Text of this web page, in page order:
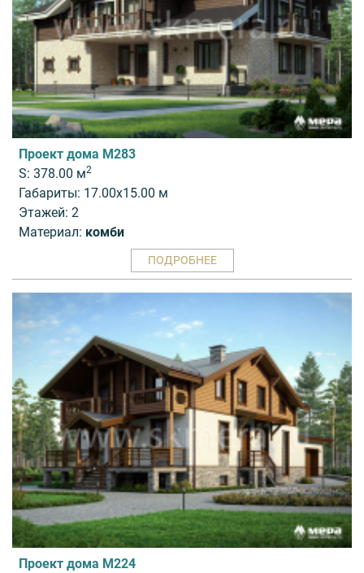
Проект дома M283
S: 378.00 м2
Габариты: 17.00x15.00 м
Этажей: 2
Материал: комби
ПОДРОБНЕЕ
Проект дома M224